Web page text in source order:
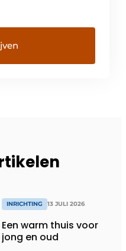
INRICHTING 13 JULI 2026
Een warm thuis voor
jong en oud